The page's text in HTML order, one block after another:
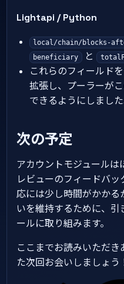
Lightapi / Python
local/chain/blocks-
beneficiary と
これらのフィールド
拡張し、プーラーが
できるようにしました
次の予定
アカウントモジュールは
レビューのフィードバ
応には少し時間がかか
いを維持するために、引
ールに取り組みます。
ここまでお読みいただ
た次回お会いしましょう